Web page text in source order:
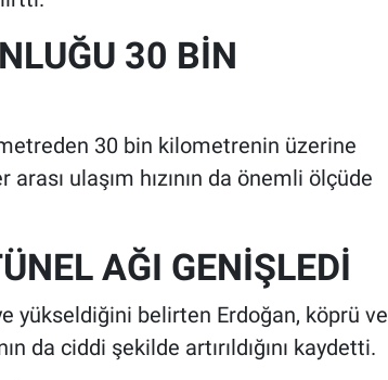
30 BİN
30 bin kilometrenin üzerine
arası ulaşım hızının da önemli ölçüde
AĞI GENİŞLEDİ
yükseldiğini belirten Erdoğan, köprü ve
da ciddi şekilde artırıldığını kaydetti.